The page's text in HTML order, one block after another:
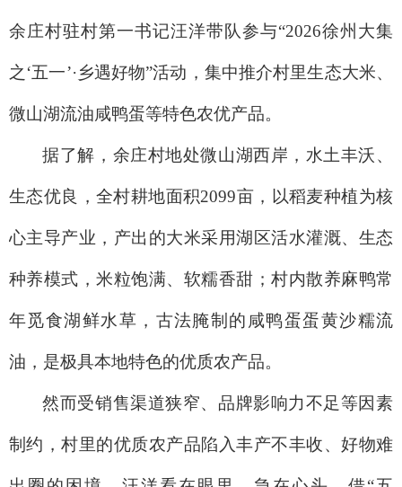
余庄村驻村第一书记汪洋带队参与“2026徐州大集
之‘五一’·乡遇好物”活动，集中推介村里生态大米、
微山湖流油咸鸭蛋等特色农优产品。
据了解，余庄村地处微山湖西岸，水土丰沃、
生态优良，全村耕地面积2099亩，以稻麦种植为核
心主导产业，产出的大米采用湖区活水灌溉、生态
种养模式，米粒饱满、软糯香甜；村内散养麻鸭常
年觅食湖鲜水草，古法腌制的咸鸭蛋蛋黄沙糯流
油，是极具本地特色的优质农产品。
然而受销售渠道狭窄、品牌影响力不足等因素
制约，村里的优质农产品陷入丰产不丰收、好物难